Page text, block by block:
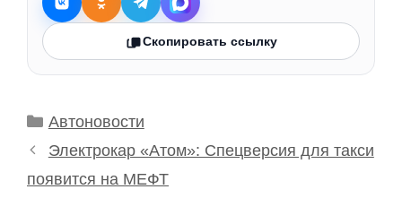
Скопировать ссылку
Рубрики
Автоновости
Электрокар «Атом»: Спецверсия для такси
появится на МЕФТ